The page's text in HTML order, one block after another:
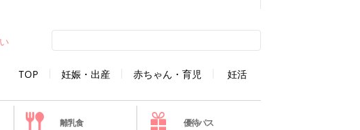
TOP 妊娠・出産 赤ちゃん・育児 妊活
離乳食 優待パス